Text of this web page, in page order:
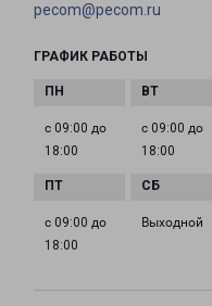
pecom@pecom.ru
ГРАФИК РАБОТЫ
с 09:00 до
18:00
с 09:00 до
18:00
с 09:00 до
18:00
Выходной